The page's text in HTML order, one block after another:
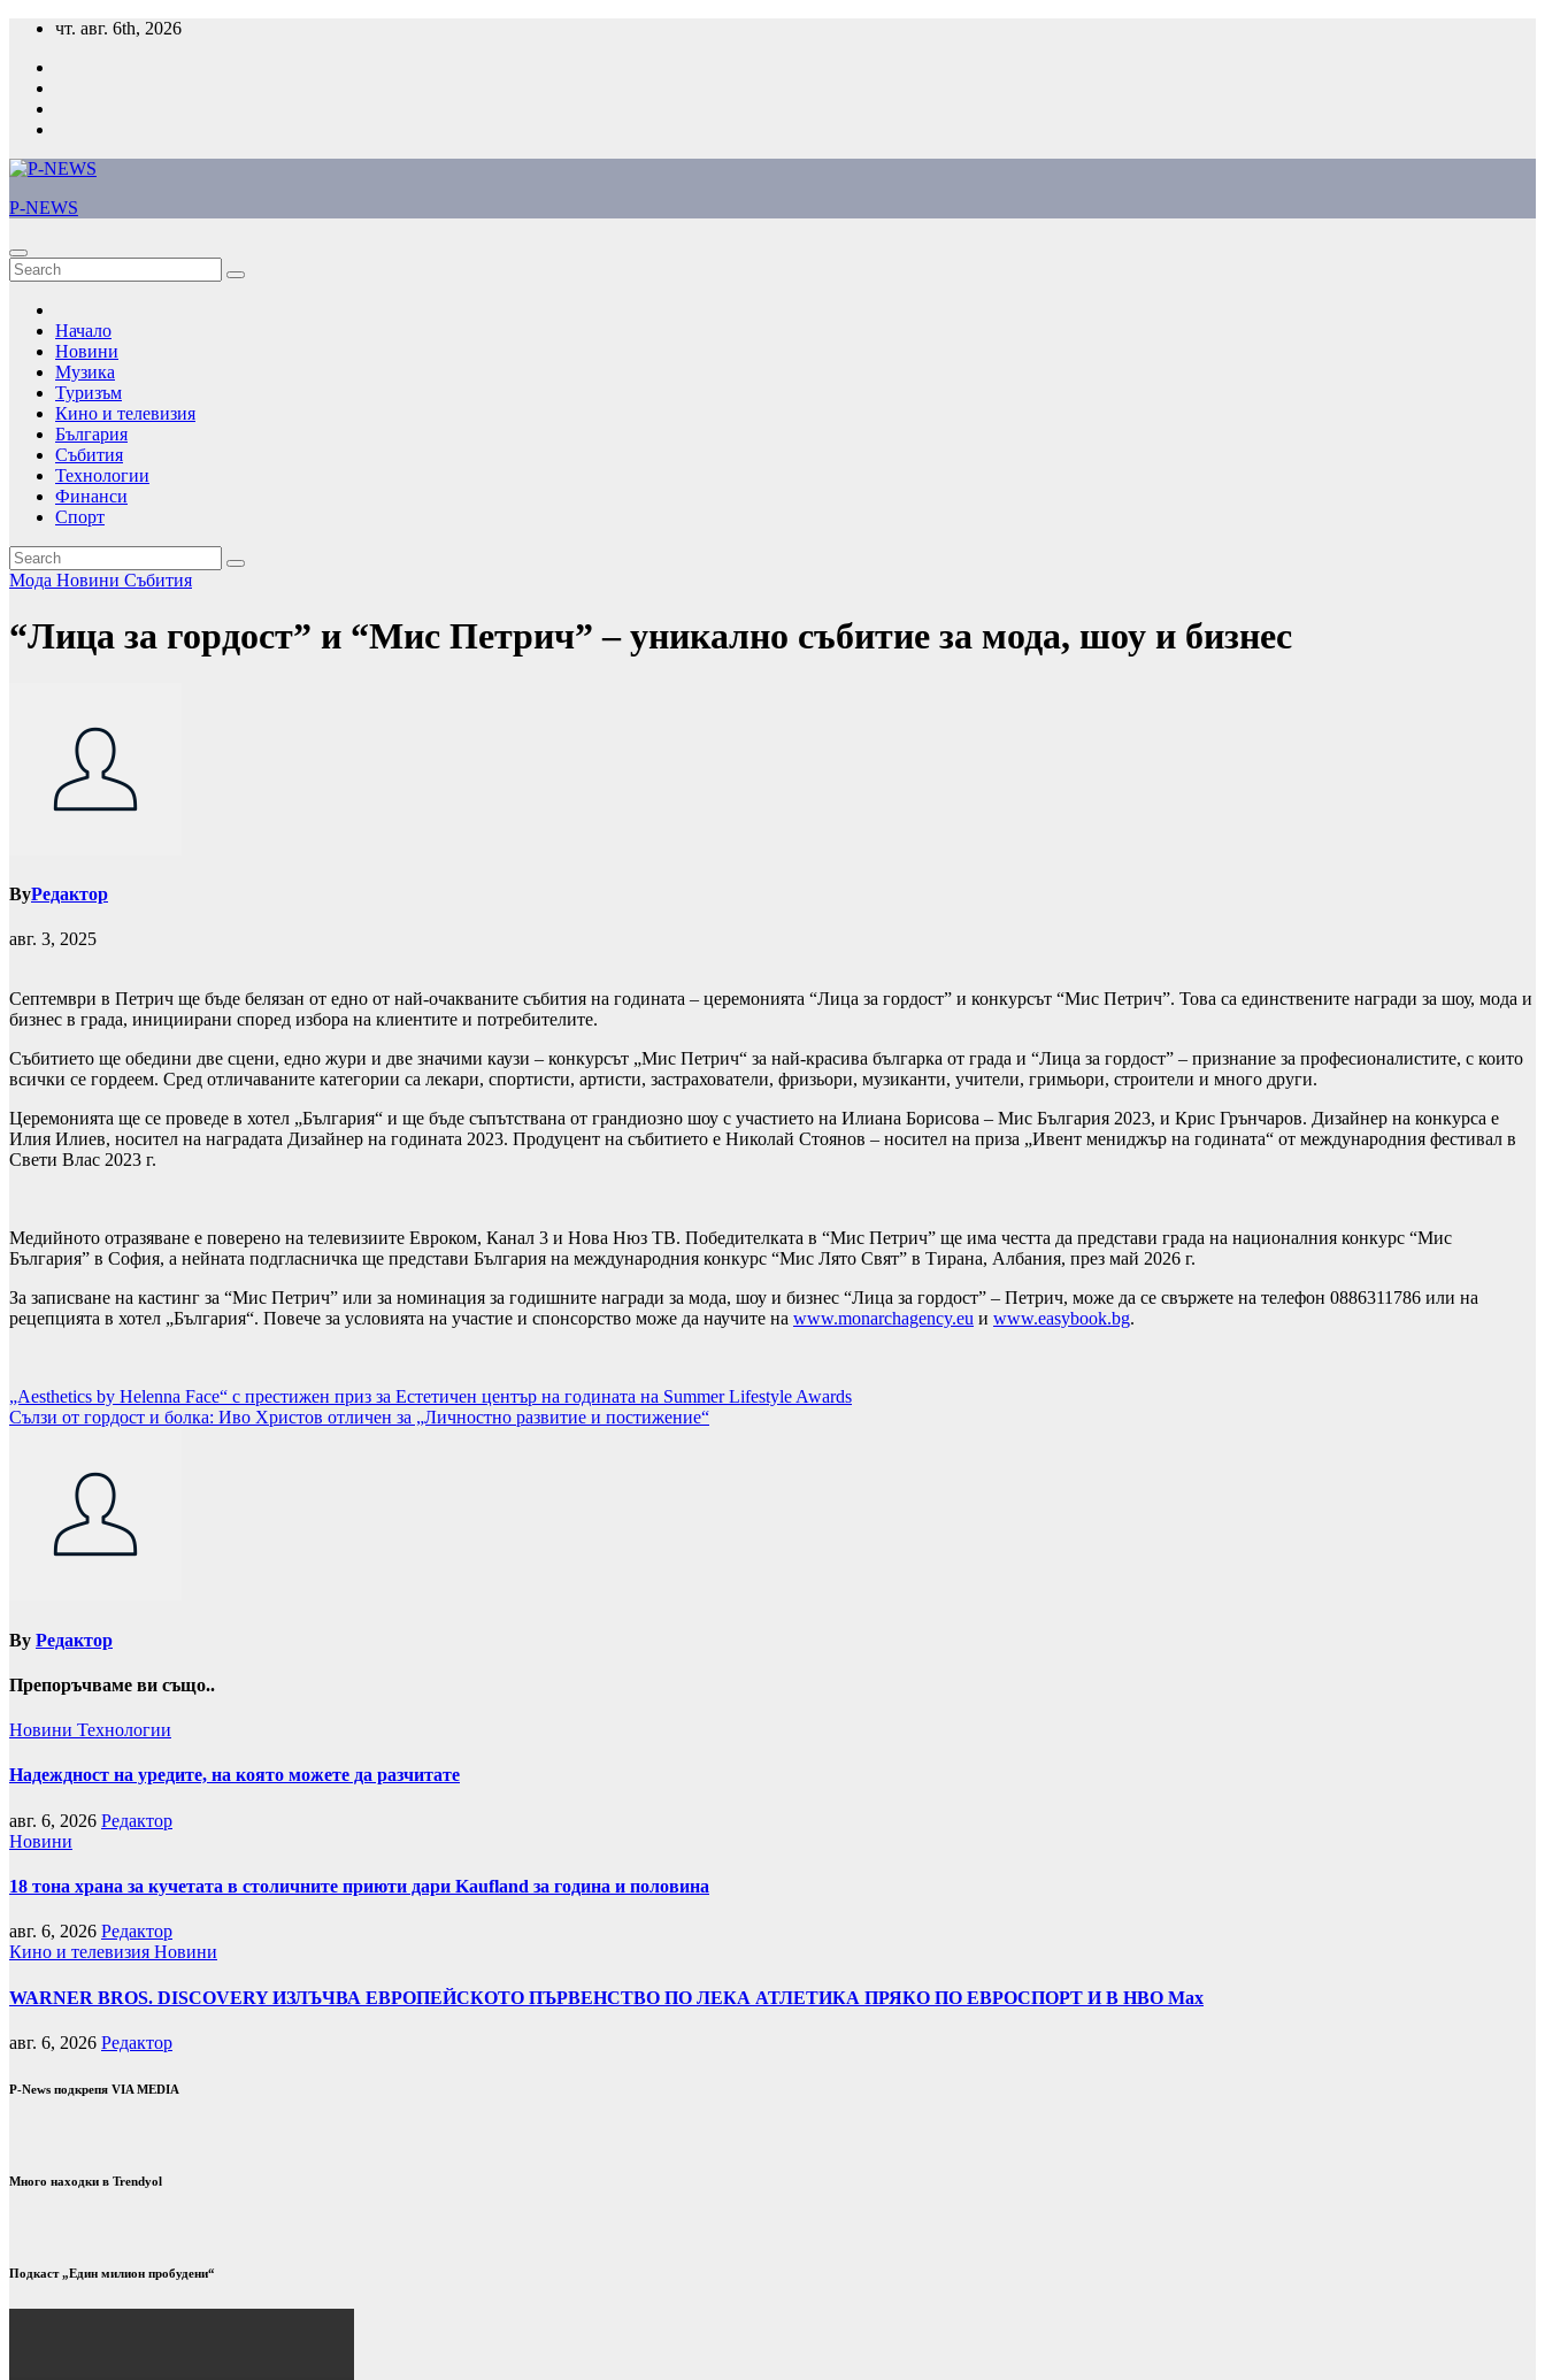
Skip
content
чт. авг. 6th, 2026
P-NEWS
Начало
Новини
Музика
Туризъм
Кино и телевизия
България
Събития
Технологии
Финанси
Спорт
Мода Новини Събития
“Лица за гордост” и “Мис Петрич” – уникално събитие за мода, шоу и бизнес
ByРедактор
авг. 3, 2025
Септември в Петрич ще бъде белязан от едно от най-очакваните събития на годината – церемонията “Лица за гордост” и конкурсът “Мис Петрич”. Това са единствените награди за шоу, мода и
бизнес в града, инициирани според избора на клиентите и потребителите.
Събитието ще обедини две сцени, едно жури и две значими каузи – конкурсът „Мис Петрич“ за най-красива българка от града и “Лица за гордост” – признание за професионалистите, с които
всички се гордеем. Сред отличаваните категории са лекари, спортисти, артисти, застрахователи, фризьори, музиканти, учители, гримьори, строители и много други.
Церемонията ще се проведе в хотел „България“ и ще бъде съпътствана от грандиозно шоу с участието на Илиана Борисова – Мис България 2023, и Крис Грънчаров. Дизайнер на конкурса е
Илия Илиев, носител на наградата Дизайнер на годината 2023. Продуцент на събитието е Николай Стоянов – носител на приза „Ивент мениджър на годината“ от международния фестивал в
Свети Влас 2023 г.
Медийното отразяване е поверено на телевизиите Евроком, Канал 3 и Нова Нюз ТВ. Победителката в “Мис Петрич” ще има честта да представи града на националния конкурс “Мис
България” в София, а нейната подгласничка ще представи България на международния конкурс “Мис Лято Свят” в Тирана, Албания, през май 2026 г.
За записване на кастинг за “Мис Петрич” или за номинация за годишните награди за мода, шоу и бизнес “Лица за гордост” – Петрич, може да се свържете на телефон 0886311786 или на
рецепцията в хотел „България“. Повече за условията на участие и спонсорство може да научите на www.monarchagency.eu и www.easybook.bg.
Навигация
„Aesthetics by Helenna Face“ с престижен приз за Естетичен център на годината на Summer Lifestyle Awards
Сълзи от гордост и болка: Иво Христов отличен за „Личностно развитие и постижение“
By Редактор
Препоръчваме ви също..
Новини Технологии
Надеждност на уредите, на която можете да разчитате
авг. 6, 2026 Редактор
Новини
18 тона храна за кучетата в столичните приюти дари Kaufland за година и половина
авг. 6, 2026 Редактор
Кино и телевизия Новини
WARNER BROS. DISCOVERY ИЗЛЪЧВА ЕВРОПЕЙСКОТО ПЪРВЕНСТВО ПО ЛЕКА АТЛЕТИКА ПРЯКО ПО ЕВРОСПОРТ И В НВО Мах
авг. 6, 2026 Редактор
P-News подкрепя VIA MEDIA
Много находки в Trendyol
Подкаст „Един милион пробудени“